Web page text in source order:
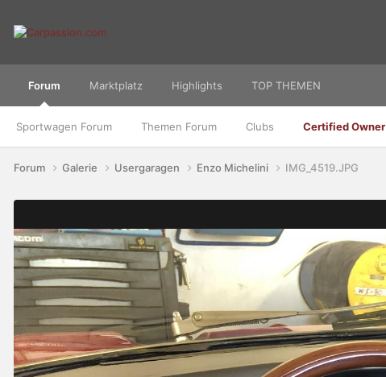
Forum
Sportwagen Forum Themen Forum Clubs Certified Owner
Marktplatz Highlights TOP THEMEN
Forum Galerie Usergaragen Enzo Michelini IMG_4519.JPG